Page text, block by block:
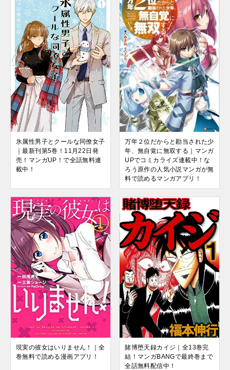
氷属性男子とクールな同僚女子
｜最新刊第5巻！11月22日発
売！マンガUP！で全話無料連
載中！
万年２位だからと勘当された少
年、無自覚に無双する｜マンガ
UPでコミカライズ連載中！な
ろう原作の人気小説マンガが無
料で読めるマンガアプリ！
現実の彼女はいりません！｜全
巻無料で読める漫画アプリ！
賭博堕天録カイジ｜全13巻完
結！マンガBANGで最終巻まで
全話無料配信中！